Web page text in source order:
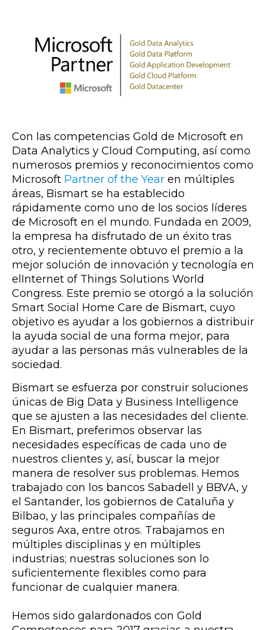
Con las competencias Gold de Microsoft en
Data Analytics y Cloud Computing, así como
numerosos premios y reconocimientos como
Microsoft Partner of the Year en múltiples
áreas, Bismart se ha establecido
rápidamente como uno de los socios líderes
de Microsoft en el mundo. Fundada en 2009,
la empresa ha disfrutado de un éxito tras
otro, y recientemente obtuvo el premio a la
mejor solución de innovación y tecnología en
elInternet of Things Solutions World
Congress. Este premio se otorgó a la solución
Smart Social Home Care de Bismart, cuyo
objetivo es ayudar a los gobiernos a distribuir
la ayuda social de una forma mejor, para
ayudar a las personas más vulnerables de la
sociedad.
Bismart se esfuerza por construir soluciones
únicas de Big Data y Business Intelligence
que se ajusten a las necesidades del cliente.
En Bismart, preferimos observar las
necesidades específicas de cada uno de
nuestros clientes y, así, buscar la mejor
manera de resolver sus problemas. Hemos
trabajado con los bancos Sabadell y BBVA, y
el Santander, los gobiernos de Cataluña y
Bilbao, y las principales compañías de
seguros Axa, entre otros. Trabajamos en
múltiples disciplinas y en múltiples
industrias; nuestras soluciones son lo
suficientemente flexibles como para
funcionar de cualquier manera.
Hemos sido galardonados con Gold